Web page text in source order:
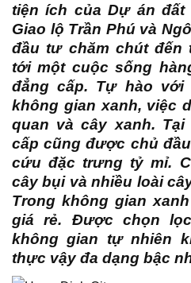
tiện ích của Dự án
Giao lộ Trần Phú và
đầu tư chăm chút đến
tới một cuộc sống
đẳng cấp. Tự hào
không gian xanh, việc
quan và cây xanh.
cấp cũng được chủ
cứu đặc trưng tỷ mỉ.
cây bụi và nhiều loài
Trong không gian
giá rẻ. Được chọn
không gian tự nhiên
thực vậy đa dạng bậc